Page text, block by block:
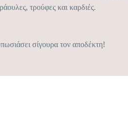
τρούφες και καρδιές.
σίγουρα τον αποδέκτη!